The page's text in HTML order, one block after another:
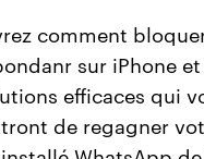
comment
sur iPhone
efficaces qui
de regagner